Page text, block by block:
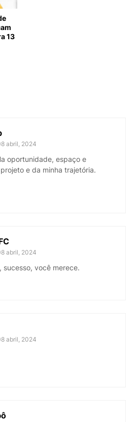
13
abril, 2024
oportunidade, espaço e
e da minha trajetória.
abril, 2024
sucesso, você merece.
abril, 2024